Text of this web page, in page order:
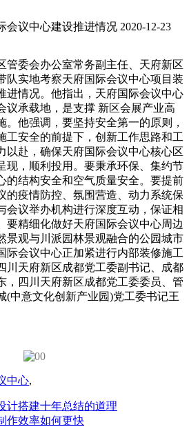
会议中心建设推进情况 2020-12-23
管委会办公室常务副主任、天府新区
队实地考察天府国际会议中心项目装
进情况。他指出，天府国际会议中心
议承载地，是支撑 新区会展产业高
。他强调，要坚持安全第一的原则，
工安全的前提下，创新工作思路和工
以赴，确保天府国际会议中心核心区
现，顺利投用。要秉承环保、集约节
的结构安全和空气质量安全。要提前
的疫情防控、氛围营造、动力系统保
会议举办机构进行深度互动，保证相
要精细化做好天府国际会议中心周边
景观与川派园林景观融合的公园城市
际会议中心正加紧进行内部装修施工
川天府新区成都党工委副书记、成都
，四川天府新区成都党工委委员、管
(中意文化创新产业园)党工委书记王
中心,
计搭建十年总结的道理
作效率如何更快